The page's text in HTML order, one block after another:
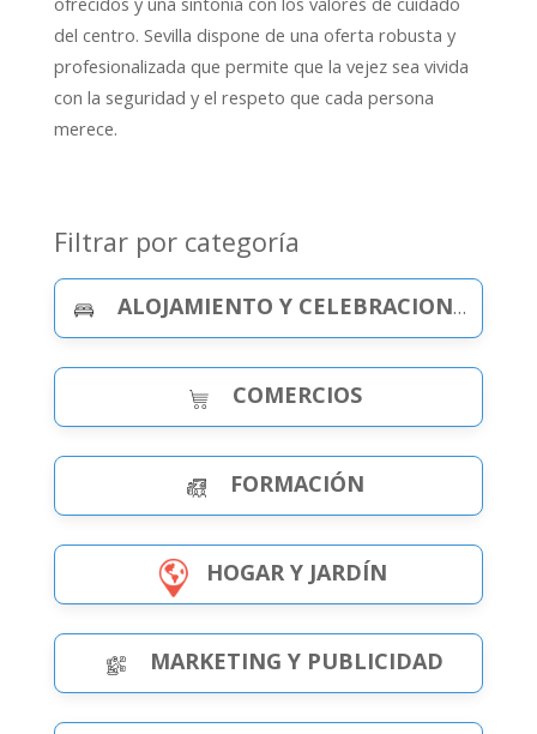
del centro. Sevilla dispone de una oferta robusta y
profesionalizada que permite que la vejez sea vivida
con la seguridad y el respeto que cada persona
merece.
Filtrar por categoría
ALOJAMIENTO Y CELEBRACIONES
COMERCIOS
FORMACIÓN
HOGAR Y JARDÍN
MARKETING Y PUBLICIDAD